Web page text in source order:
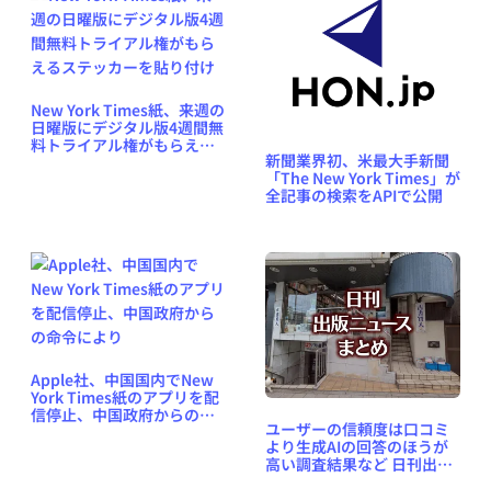
New York Times紙、来週の
日曜版にデジタル版4週間無
料トライアル権がもらえる
新聞業界初、米最大手新聞
「The New York Times」が
全記事の検索をAPIで公開
Apple社、中国国内でNew
York Times紙のアプリを配
信停止、中国政府からの命
ユーザーの信頼度は口コミ
より生成AIの回答のほうが
高い調査結果など 日刊出版